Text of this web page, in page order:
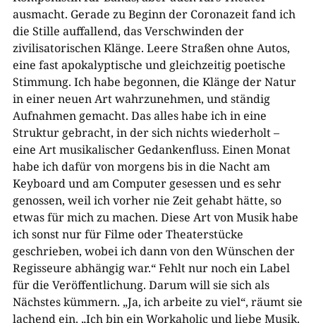
ausmacht. Gerade zu Beginn der Coronazeit fand ich
die Stille auffallend, das Verschwinden der
zivilisatorischen Klänge. Leere Straßen ohne Autos,
eine fast apokalyptische und gleichzeitig poetische
Stimmung. Ich habe begonnen, die Klänge der Natur
in einer neuen Art wahrzunehmen, und ständig
Aufnahmen gemacht. Das alles habe ich in eine
Struktur gebracht, in der sich nichts wiederholt –
eine Art musikalischer Gedankenfluss. Einen Monat
habe ich dafür von morgens bis in die Nacht am
Keyboard und am Computer gesessen und es sehr
genossen, weil ich vorher nie Zeit gehabt hätte, so
etwas für mich zu machen. Diese Art von Musik habe
ich sonst nur für Filme oder Theaterstücke
geschrieben, wobei ich dann von den Wünschen der
Regisseure abhängig war.“ Fehlt nur noch ein Label
für die Veröffentlichung. Darum will sie sich als
Nächstes kümmern. „Ja, ich arbeite zu viel“, räumt sie
lachend ein. „Ich bin ein Workaholic und liebe Musik.